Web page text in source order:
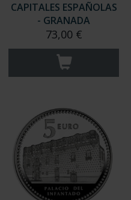
CAPITALES ESPAÑOLAS
- GRANADA
73,00 €